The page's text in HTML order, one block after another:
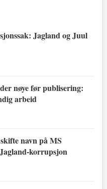
Jagland og Juul
nøye før publisering:
arbeid
navn på MS
korrupsjon